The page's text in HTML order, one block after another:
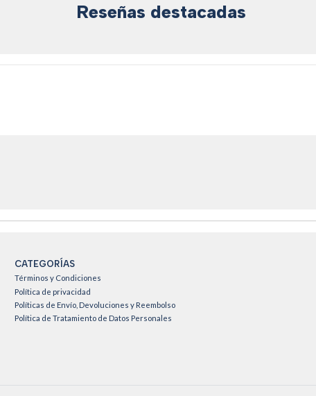
Reseñas destacadas
CATEGORÍAS
Términos y Condiciones
Política de privacidad
Políticas de Envío, Devoluciones y Reembolso
Política de Tratamiento de Datos Personales